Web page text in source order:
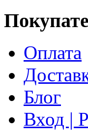
Оплата
Блог
Вход |